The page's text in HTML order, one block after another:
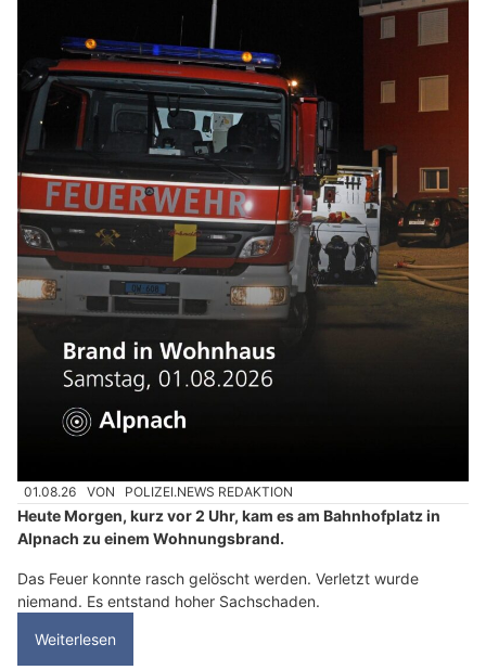
01.08.26 VON POLIZEI.NEWS REDAKTION
Heute Morgen, kurz vor 2 Uhr, kam es am Bahnhofplatz in
Alpnach zu einem Wohnungsbrand.
Das Feuer konnte rasch gelöscht werden. Verletzt wurde
niemand. Es entstand hoher Sachschaden.
Weiterlesen